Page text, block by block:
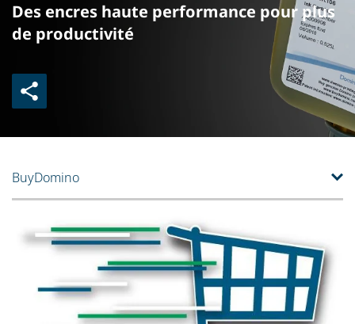
Des encres haute performance pour plus
de productivité
BuyDomino